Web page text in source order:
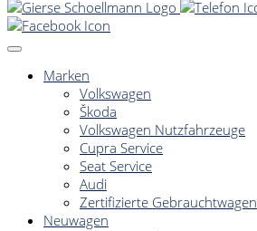
Marken
Volkswagen
Škoda
Volkswagen Nutzfahrzeuge
Cupra Service
Seat Service
Audi
Zertifizierte Gebrauchtwagen
Neuwagen